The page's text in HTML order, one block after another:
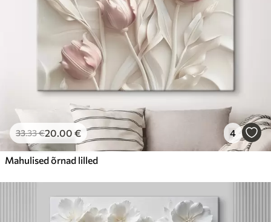
33.33€20.00 € 4
Mahulised õrnad lilled